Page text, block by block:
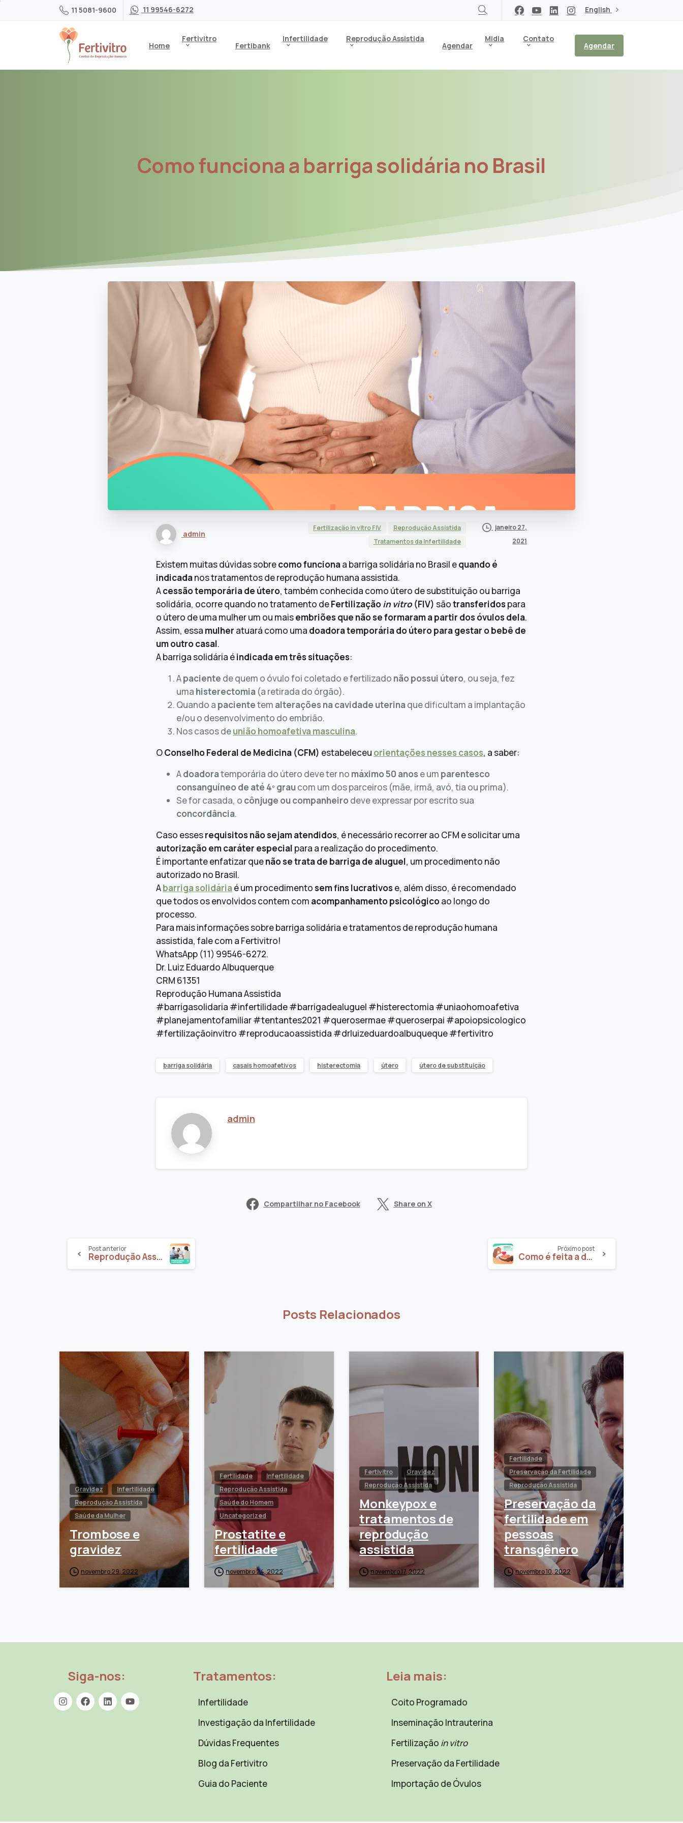
11 5081-9600 11 99546-6272 English
Home
Fertivitro
Fertibank
Infertilidade Reprodução Assistida
Agendar
Midia Contato
Agendar
Comofuncionaa barrigasolidária no Brasil
admin
Fertilização in vitro FIV
Reprodução Assistida
Tratamentos da Infertilidade
janeiro 27,
2021
Existem muitas dúvidas sobrecomo funcionaa barriga solidária no Brasil equando é
indicadanos tratamentos de reprodução humana assistida.
Acessão temporária de útero, também conhecida como útero de substituição ou barriga
solidária, ocorre quando no tratamento deFertilizaçãoin vitro(FIV) sãotransferidos para
o útero de uma mulher um ou maisembriões que não se formaram a partir dos óvulos dela.
Assim, essa mulher atuará como uma doadora temporária do útero para gestar o bebê de
um outro casal.
A barriga solidária éindicada em três situações:
Apaciente de quem o óvulo foi coletado e fertilizado não possui útero, ou seja, fez
uma histerectomia (a retirada do órgão).
Quando a pacientetem alterações na cavidade uterinaque dificultam a implantação
e/ou o desenvolvimento do embrião.
Nos casos deunião homoafetiva masculina.
OConselho Federal de Medicina (CFM) estabeleceu orientações nesses casos, a saber:
Adoadoratemporária do útero deve ter no máximo 50 anos e um parentesco
consanguíneo de até 4º graucom um dos parceiros (mãe, irmã, avó, tia ou prima).
Se for casada, o cônjuge ou companheiro deve expressar por escrito sua
concordância.
Caso essesrequisitos não sejam atendidos, é necessário recorrer ao CFM e solicitar uma
autorização em caráter especial para a realização do procedimento.
É importante enfatizar quenão se trata de barriga de aluguel, um procedimento não
autorizado no Brasil.
Abarriga solidária é um procedimentosem fins lucrativos e, além disso, é recomendado
que todos os envolvidos contem com acompanhamento psicológicoao longo do
processo.
Para mais informações sobre barriga solidária e tratamentos de reprodução humana
assistida, fale com a Fertivitro!
WhatsApp (11) 99546-6272.
Dr. Luiz Eduardo Albuquerque
CRM 61351
Reprodução Humana Assistida
#barrigasolidaria #infertilidade #barrigadealuguel #histerectomia #uniaohomoafetiva
#planejamentofamiliar #tentantes2021 #querosermae #queroserpai #apoiopsicologico
#fertilizaçãoinvitro #reproducaoassistida #drluizeduardoalbuqueque #fertivitro
barriga solidária casais homoafetivos histerectomia útero útero de substituição
admin
Compartilhar no Facebook Share on X
Post anterior
Reprodução Assistida: ir a psicóloga por quê?
Próximo post
Como é feita a doação de óvulos?
Posts Relacionados
Gravidez
Infertilidade
Reprodução Assistida
Saúde da Mulher
Trombose e
gravidez
novembro 29, 2022
Fertilidade
Infertilidade
Reprodução Assistida
Saúde do Homem
Uncategorized
Prostatite e
fertilidade
novembro 24, 2022
Fertivitro
Gravidez
Reprodução Assistida
Monkeypox e
tratamentos de
reprodução
assistida
novembro 17, 2022
Fertilidade
Preservação da Fertilidade
Reprodução Assistida
Preservação da
fertilidade em
pessoas
transgênero
novembro 10, 2022
Siga-nos: Tratamentos:
Infertilidade
Investigação da Infertilidade
Dúvidas Frequentes
Blog da Fertivitro
Guia do Paciente
Leia mais:
Coito Programado
Inseminação Intrauterina
Fertilização in vitro
Preservação da Fertilidade
Importação de Óvulos